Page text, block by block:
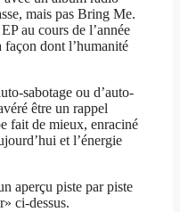
mais pas Bring Me.
au cours de l’année
façon dont l’humanité
sabotage ou d’auto-
être un rappel
fait de mieux, enraciné
et l’énergie
aperçu piste par piste
ci-dessus.